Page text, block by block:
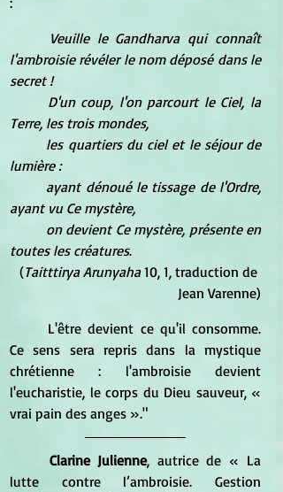
Veuille le Gandharva qui connaît
l'ambroisie révéler le nom déposé dans le
secret !
Terre, les trois mondes,
lumière :
ayant vu Ce mystère,
toutes les créatures.
(Taitttirya Arunyaha 10, 1, traduction de
Jean Varenne)
Ce sens sera repris dans la mystique
chrétienne : l'ambroisie devient
l'eucharistie, le corps du Dieu sauveur, «
vrai pain des anges »."
Clarine Julienne, autrice de « La
lutte contre l’ambroisie. Gestion